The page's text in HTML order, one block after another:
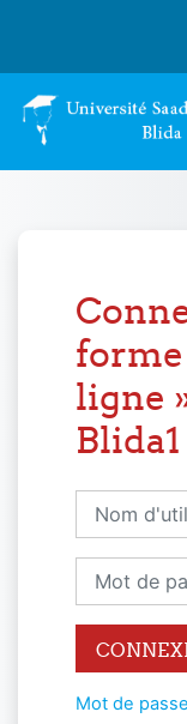
forme
ligne
Blida1
Nom
Mot de passe
Mot de